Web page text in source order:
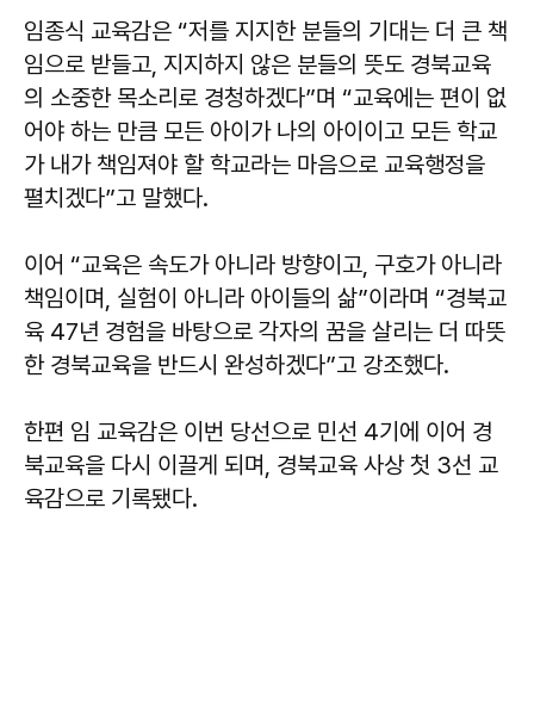
임종식 교육감은 “저를 지지한 분들의 기대는 더 큰 책
임으로 받들고, 지지하지 않은 분들의 뜻도 경북교육
의 소중한 목소리로 경청하겠다”며 “교육에는 편이 없
어야 하는 만큼 모든 아이가 나의 아이이고 모든 학교
가 내가 책임져야 할 학교라는 마음으로 교육행정을
펼치겠다”고 말했다.
이어 “교육은 속도가 아니라 방향이고, 구호가 아니라
책임이며, 실험이 아니라 아이들의 삶”이라며 “경북교
육 47년 경험을 바탕으로 각자의 꿈을 살리는 더 따뜻
한 경북교육을 반드시 완성하겠다”고 강조했다.
한편 임 교육감은 이번 당선으로 민선 4기에 이어 경
북교육을 다시 이끌게 되며, 경북교육 사상 첫 3선 교
육감으로 기록됐다.